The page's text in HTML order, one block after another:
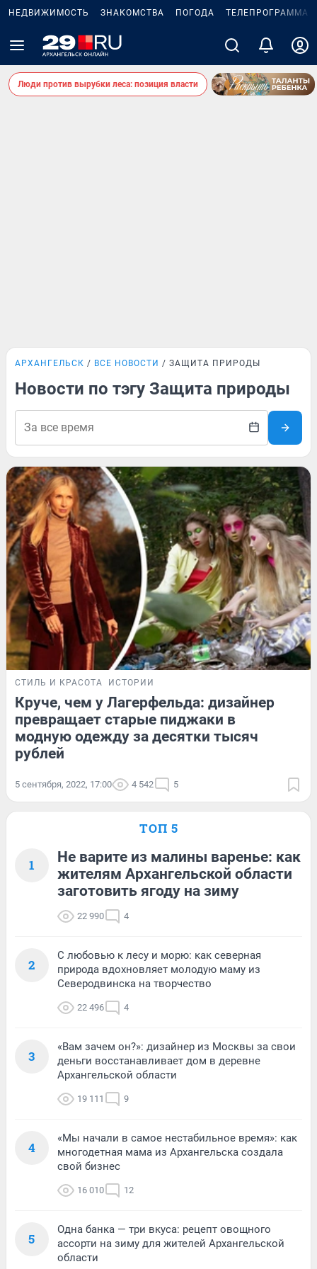
НЕДВИЖИМОСТЬ ЗНАКОМСТВА ПОГОДА ТЕЛЕПРОГРАММА
Люди против вырубки леса: позиция власти
АРХАНГЕЛЬСК ВСЕ НОВОСТИ ЗАЩИТА ПРИРОДЫ
Новости по тэгу Защита природы
СТИЛЬ И КРАСОТА ИСТОРИИ
Круче, чем у Лагерфельда: дизайнер
превращает старые пиджаки в
модную одежду за десятки тысяч
рублей
5 сентября, 2022, 17:00 4 542 5
ТОП 5
1
Не варите из малины варенье: как
жителям Архангельской области
заготовить ягоду на зиму
22 990 4
2
С любовью к лесу и морю: как северная
природа вдохновляет молодую маму из
Северодвинска на творчество
22 496 4
3
«Вам зачем он?»: дизайнер из Москвы за свои
деньги восстанавливает дом в деревне
Архангельской области
19 111 9
4
«Мы начали в самое нестабильное время»: как
многодетная мама из Архангельска создала
свой бизнес
16 010 12
5
Одна банка — три вкуса: рецепт овощного
ассорти на зиму для жителей Архангельской
области